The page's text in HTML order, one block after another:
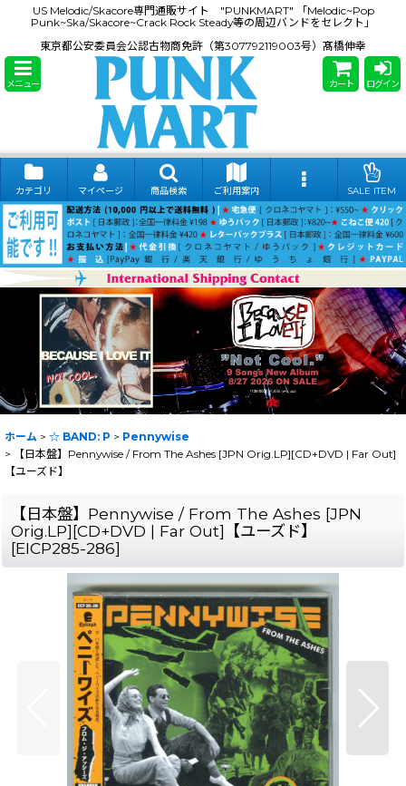
US Melodic/Skacore専門通販サイト "PUNKMART" 「Melodic~Pop
Punk~Ska/Skacore~Crack Rock Steady等の周辺バンドをセレクト」
東京都公安委員会公認古物商免許（第307792119003号）髙橋伸幸
メニュー カート ログイン
カテゴリ マイページ 商品検索 ご利用案内 SALE ITEM
ホーム > ☆ BAND: P > Pennywise
>
【日本盤】Pennywise / From The Ashes [JPN Orig.LP][CD+DVD | Far Out]
【ユーズド】
【日本盤】Pennywise / From The Ashes [JPN
Orig.LP][CD+DVD | Far Out]【ユーズド】
[EICP285-286]